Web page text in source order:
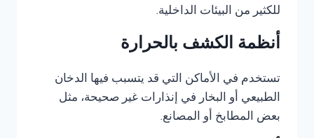
للكثير من البيئات الداخلية.
أنظمة الكشف بالحرارة
تستخدم في الأماكن التي قد يتسبب فيها الدخان
الطبيعي أو البخار في إنذارات غير صحيحة، مثل
بعض المطابخ أو المصانع.